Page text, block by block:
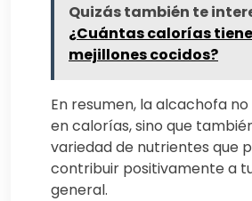
Quizás también te
¿Cuántas calorías
mejillones cocidos?
En resumen, la alcachofa
en calorías, sino que
variedad de nutrientes que
contribuir positivamente a
general.